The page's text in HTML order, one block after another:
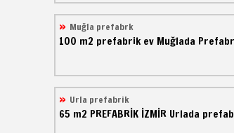
Muğla prefabrk
100 m2 prefabrik ev Muğlada
Urla prefabrik
65 m2 PREFABRİK İZMİR Urlada